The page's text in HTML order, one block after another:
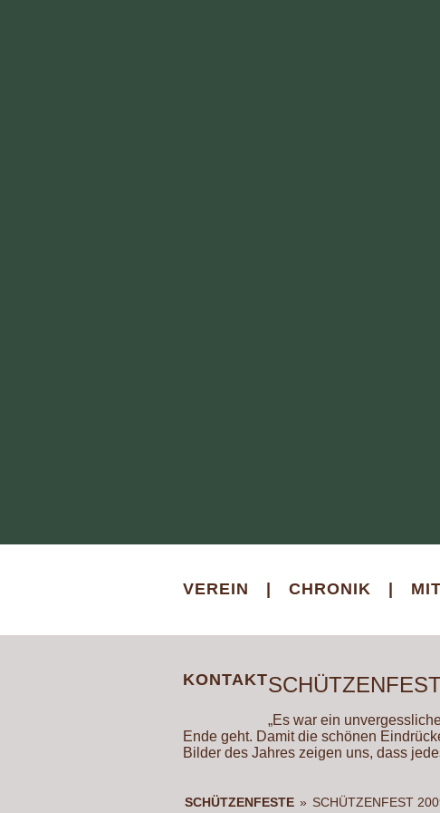
VEREIN CHRONIK
KONTAKT
„Es war ein
Ende geht. Damit die schönen
Bilder des Jahres zeigen uns, dass
SCHÜTZENFESTE » SCHÜTZENFEST